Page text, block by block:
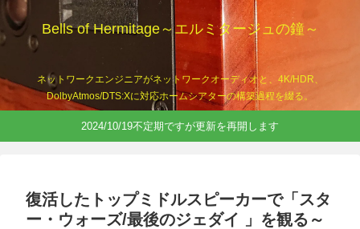
Bells of Hermitage～エルミタージュの鐘～
ネットワークエンジニアがネットワークオーディオと、4K/HDR、
DolbyAtmos/DTS:Xに対応ホームシアターの構築過程を綴る。
2024/10/19不定期ですが更新を再開します
復活したトップミドルスピーカーで「スタ
ー・ウォーズ/最後のジェダイ 」を観る～